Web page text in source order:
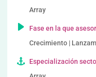
Array
Fase en la que
Crecimiento |
Especialización